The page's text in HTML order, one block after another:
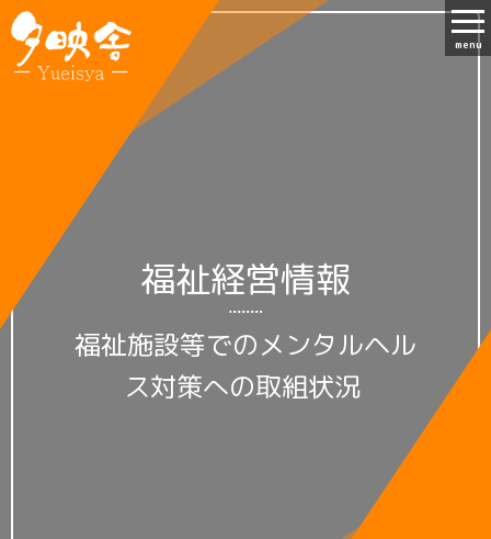
福祉経営情報
福祉施設等でのメンタルヘル
ス対策への取組状況
menu